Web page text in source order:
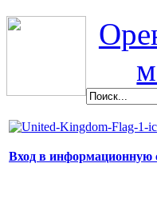
Вход в информационную